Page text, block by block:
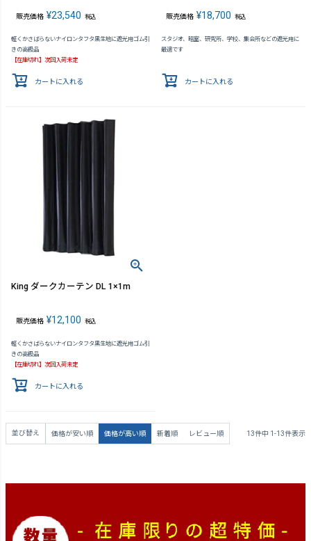
販売価格 ¥23,540 税込
軽くかさばらないナイロンタフタ黒生地に遮光用ゴム引
きの高級品
【在庫切れ】次回入荷未定
カートに入れる
販売価格 ¥18,700 税込
スタジオ、暗室、研究所、学校、集会所などの遮光用に
最適です
カートに入れる
King ダークカーテン DL 1×1m
販売価格 ¥12,100 税込
軽くかさばらないナイロンタフタ黒生地に遮光用ゴム引
きの高級品
【在庫切れ】次回入荷未定
カートに入れる
並び替え 価格が安い順 価格が高い順 新着順 レビュー順 13件中 1 -13件表示